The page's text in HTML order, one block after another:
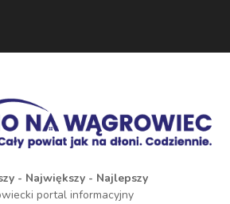
- Największy - Najlepszy
portal informacyjny